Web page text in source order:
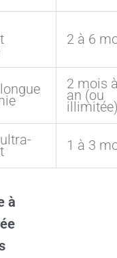
2 à 6
2 mois
an (ou
1 à 3
à